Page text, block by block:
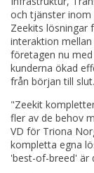
och tjänster inom
Zeekits lösningar
interaktion
företagen nu
kunderna ökad
från början till slut.
"Zeekit
fler av de behov
VD för Triona
kompletta egna
'best-of-breed' är